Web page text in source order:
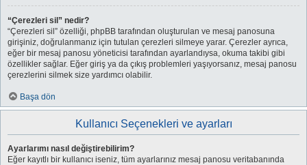
“Çerezleri sil” nedir?
“Çerezleri sil” özelliği, phpBB tarafından oluşturulan ve mesaj panosuna
girişiniz, doğrulanmanız için tutulan çerezleri silmeye yarar. Çerezler ayrıca,
eğer bir mesaj panosu yöneticisi tarafından ayarlandıysa, okuma takibi gibi
özellikler sağlar. Eğer giriş ya da çıkış problemleri yaşıyorsanız, mesaj panosu
çerezlerini silmek size yardımcı olabilir.
Başa dön
Kullanıcı Seçenekleri ve ayarları
Ayarlarımı nasıl değiştirebilirim?
Eğer kayıtlı bir kullanıcı iseniz, tüm ayarlarınız mesaj panosu veritabanında